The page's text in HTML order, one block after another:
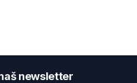
newsletter